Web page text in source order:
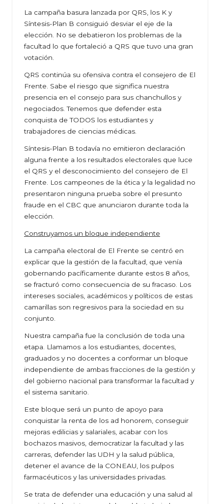
La campaña basura lanzada por QRS, los K y
Síntesis-Plan B consiguió desviar el eje de la
elección. No se debatieron los problemas de la
facultad lo que fortaleció a QRS que tuvo una gran
votación.
QRS continúa su ofensiva contra el consejero de El
Frente. Sabe el riesgo que significa nuestra
presencia en el consejo para sus chanchullos y
negociados. Tenemos que defender esta
conquista de TODOS los estudiantes y
trabajadores de ciencias médicas.
Síntesis-Plan B todavía no emitieron declaración
alguna frente a los resultados electorales que luce
el QRS y el desconocimiento del consejero de El
Frente. Los campeones de la ética y la legalidad no
presentaron ninguna prueba sobre el presunto
fraude en el CBC que anunciaron durante toda la
elección.
Construyamos un bloque independiente
La campaña electoral de El Frente se centró en
explicar que la gestión de la facultad, que venía
gobernando pacíficamente durante estos 8 años,
se fracturó como consecuencia de su fracaso. Los
intereses sociales, académicos y políticos de estas
camarillas son regresivos para la sociedad en su
conjunto.
Nuestra campaña fue la conclusión de toda una
etapa. Llamamos a los estudiantes, docentes,
graduados y no docentes a conformar un bloque
independiente de ambas fracciones de la gestión y
del gobierno nacional para transformar la facultad y
el sistema sanitario.
Este bloque será un punto de apoyo para
conquistar la renta de los ad honorem, conseguir
mejoras edilicias y salariales, acabar con los
bochazos masivos, democratizar la facultad y las
carreras, defender las UDH y la salud pública,
detener el avance de la CONEAU, los pulpos
farmacéuticos y las universidades privadas.
Se trata de defender una educación y una salud al